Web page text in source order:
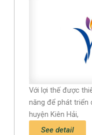
Với lợi thế được
năng để phát triển
huyện Kiên Hải,
See detail